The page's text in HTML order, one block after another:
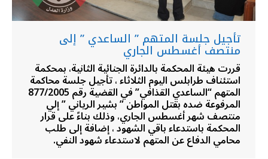
تأجيل جلسة المتهم ” الساعدي ” إلى
منتصف أغسطس الجاري
قررت هيئة المحكمة بالدائرة الجنائية الثانية، بمحكمة
استئناف طرابلس اليوم الثلاثاء ، تأجيل جلسة محاكمة
المتهم “الساعدي القذافي” في القضية رقم 877/2005
المرفوعة ضده بقتل المواطن ” بشير الرياني ” إلي
منتصف شهر أغسطس الجاري، وذلك بناءً على قرار
المحكمة باستدعاء باقي الشهود ، إضافة إلى طلب
محامي الدفاع عن المتهم لاستدعاء شهود النفي.